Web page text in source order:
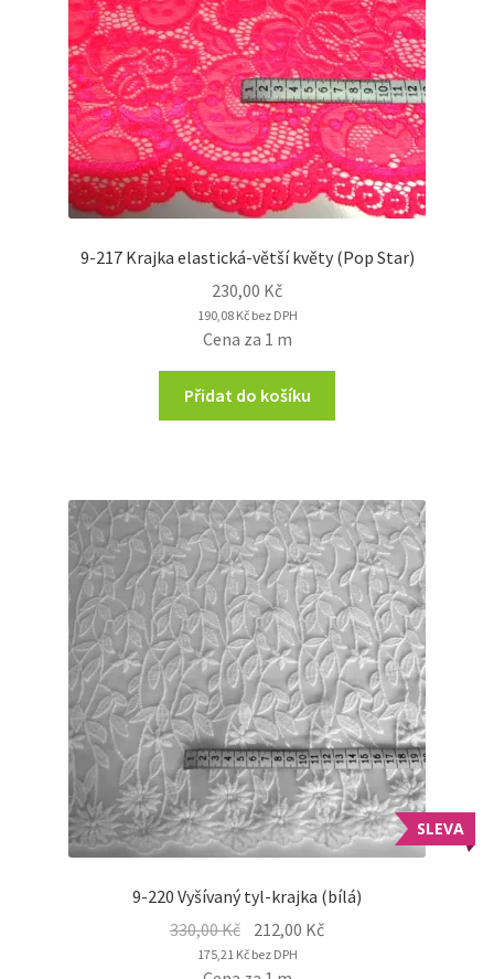
9-217 Krajka elastická-větší květy (Pop Star)
230,00 Kč
190,08 Kčbez DPH
Cena za 1 m
Přidat do košíku
SLEVA
9-220 Vyšívaný tyl-krajka (bílá)
330,00Kč Original
price
212,00 KčCurrent
175,21 Kčbez DPH